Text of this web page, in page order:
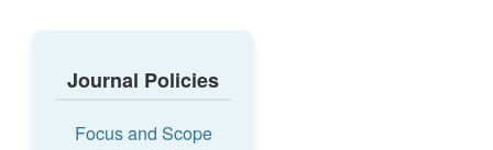
Journal Policies
Focus and Scope